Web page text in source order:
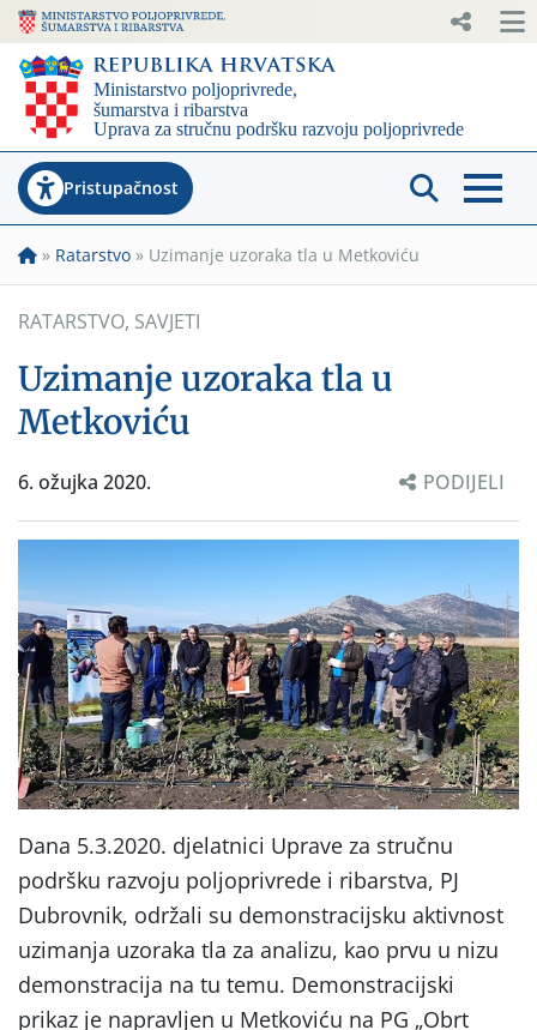
Pristupačnost
» Ratarstvo » Uzimanje uzoraka tla u Metkoviću
RATARSTVO, SAVJETI
Uzimanje uzoraka tla u
Metkoviću
6. ožujka 2020. PODIJELI
Dana 5.3.2020. djelatnici Uprave za stručnu
podršku razvoju poljoprivrede i ribarstva, PJ
Dubrovnik, održali su demonstracijsku aktivnost
uzimanja uzoraka tla za analizu, kao prvu u nizu
demonstracija na tu temu. Demonstracijski
prikaz je napravljen u Metkoviću na PG „Obrt